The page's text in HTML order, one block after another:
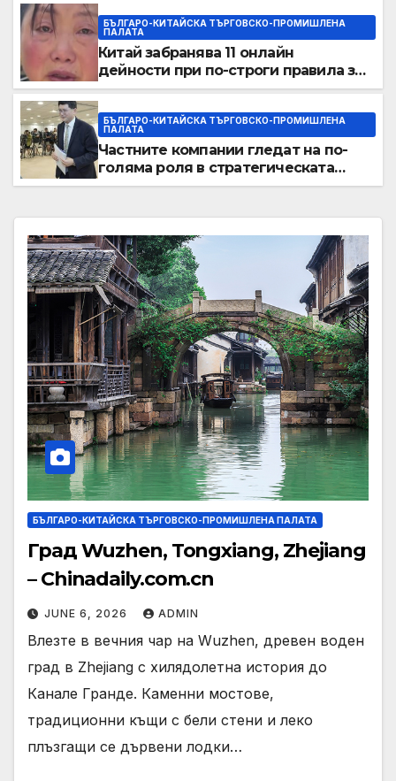
БЪЛГАРО-КИТАЙСКА ТЪРГОВСКО-ПРОМИШЛЕНА
ПАЛАТА
Китай забранява 11 онлайн
дейности при по-строги правила за
ограничаване на слуховете и
БЪЛГАРО-КИТАЙСКА ТЪРГОВСКО-ПРОМИШЛЕНА
ПАЛАТА
Частните компании гледат на по-
голяма роля в стратегическата
енергетика
БЪЛГАРО-КИТАЙСКА ТЪРГОВСКО-ПРОМИШЛЕНА ПАЛАТА
Град Wuzhen, Tongxiang, Zhejiang
– Chinadaily.com.cn
JUNE 6, 2026 ADMIN
Влезте в вечния чар на Wuzhen, древен воден
град в Zhejiang с хилядолетна история до
Канале Гранде. Каменни мостове,
традиционни къщи с бели стени и леко
плъзгащи се дървени лодки…